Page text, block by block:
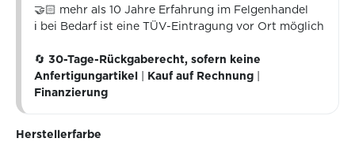
🤝🏻 mehr als 10 Jahre Erfahrung im Felgenhandel
ℹ️ bei Bedarf ist eine TÜV-Eintragung vor Ort möglich
🔄30-Tage-Rückgaberecht, sofern keine
Anfertigungartikel
Kauf auf Rechnung
Finanzierung
Herstellerfarbe